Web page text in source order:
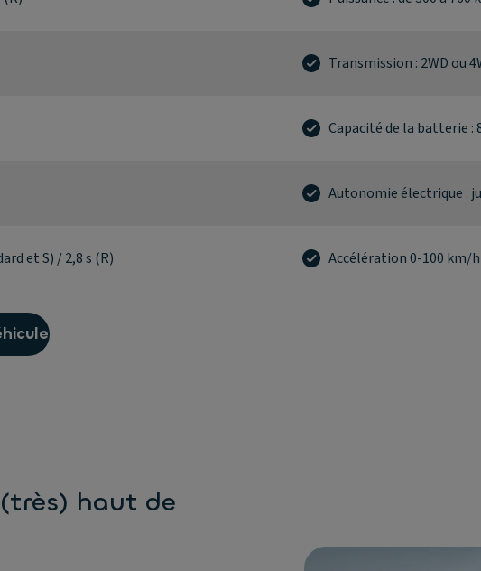
et S) / 2,8 s (R)
Transmission : 2WD ou
Capacité de la batterie :
Autonomie électrique :
Accélération 0-100 km/h
haut de